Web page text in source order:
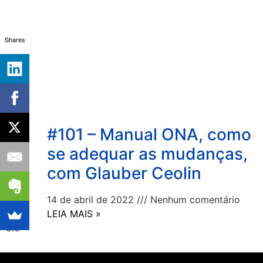
#101 – Manual ONA, como
se adequar as mudanças,
com Glauber Ceolin
14 de abril de 2022
Nenhum comentário
LEIA MAIS »
Shares